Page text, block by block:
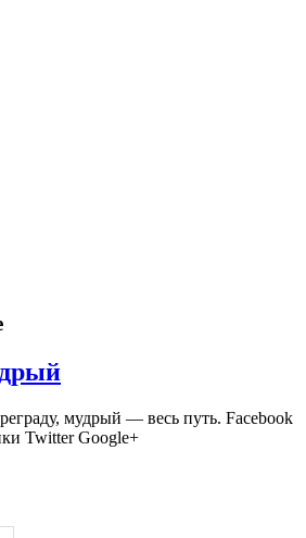
мудрый — весь путь. Facebook
Twitter Google+